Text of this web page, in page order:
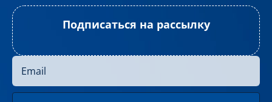
Подписаться на рассылку